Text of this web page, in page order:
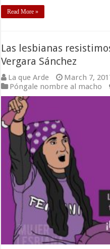
Read More »
Las lesbianas
Vergara Sánchez
La que Arde
March 7,
Póngale nombre al macho